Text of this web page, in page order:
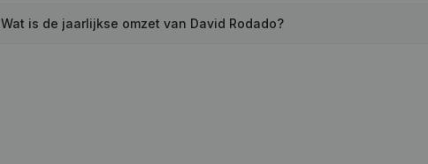
Wat is de jaarlijkse omzet van David Rodado?